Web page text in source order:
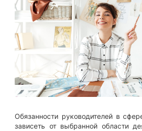
Обязанности руководителей в
зависеть от выбранной области